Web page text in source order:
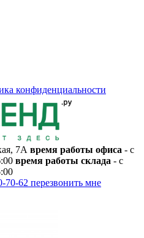
конфиденциальности
7А время работы офиса - с
время работы склада - с
70-62 перезвонить мне